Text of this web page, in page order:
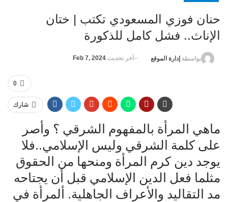
حنان فوزي المسعودي تكتب | ختان
الإناث.. فشل كامل للذكورة
بواسطة إدارة الموقع آخر تحديث Feb 7, 2024
0
شارك
ماهي المرأة بالمفهوم الشرقي ؟ وأصر
على كلمة الشرقي وليس الإسلامي..فلا
يوجد دين كرم المرأة ومنحها من الحقوق
مثلما فعل الدين الإسلامي قبل أن يجتاحه
مد التقاليد والأعراف الجاهلية. ألمرأة في